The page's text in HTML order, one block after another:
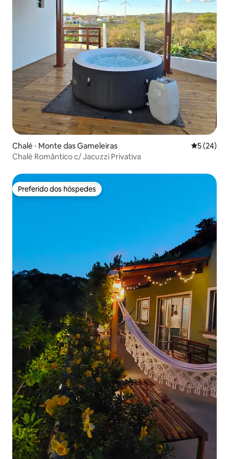
Chalé ⋅ Monte das Gameleiras 5 de uma
5 (24)
Chalé Romântico c/ Jacuzzi Privativa
Preferido dos hóspedes
Preferido dos hóspedes